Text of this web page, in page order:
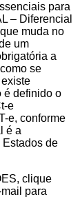
para
– Diferencial
muda no
um
a
se
é definido o
e
e, conforme
é a
Estados de
clique
para